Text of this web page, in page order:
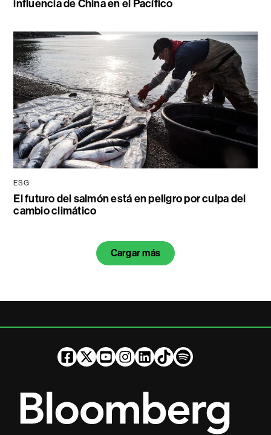
influencia de China en el Pacífico
ESG
El futuro del salmón está en peligro por culpa del
cambio climático
Cargar más